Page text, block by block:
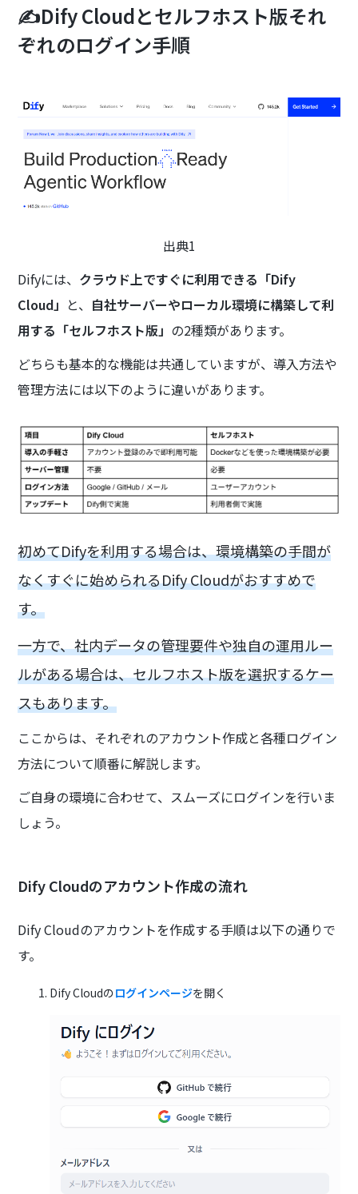
✍️Dify Cloudとセルフホスト版それ
ぞれのログイン手順
出典1
Difyには、 クラウド上ですぐに利用できる「Dify
Cloud」 と、 自社サーバーやローカル環境に構築して利
用する「セルフホスト版」 の2種類があります。
どちらも基本的な機能は共通していますが、導入方法や
管理方法には以下のように違いがあります。
初めてDifyを利用する場合は、環境構築の手間が
なくすぐに始められるDify Cloudがおすすめで
す。
一方で、社内データの管理要件や独自の運用ルー
ルがある場合は、セルフホスト版を選択するケー
スもあります。
ここからは、それぞれのアカウント作成と各種ログイン
方法について順番に解説します。
ご自身の環境に合わせて、スムーズにログインを行いま
しょう。
Dify Cloudのアカウント作成の流れ
Dify Cloudのアカウントを作成する手順は以下の通りで
す。
Dify Cloudのログインページを開く